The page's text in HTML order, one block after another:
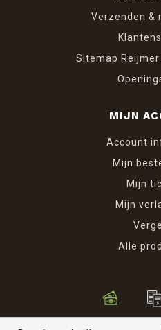
Verzenden &
Sitemap
MIJN
Account
Mijn
Mijn
Mijn
Alle